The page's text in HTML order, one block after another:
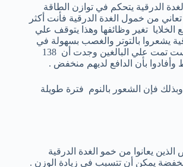
الدرقية يتحكم في توازن الطاقة
من خمول الغدة الدرقية فأنت أكثر
تغير وظائفها وهذا يتوقف علي
يشعروا بالتوتر والغصب بسهولة في
حين أن الأشخاص الذين يعانوا من خمول الغدة الدرقية يشعروا بالتعب والإنهاك . . وفي دراست تمت علي البالغين وجدت أن 138
بأن الدافع لديهم منخفض .
فإن الشعور بالنوم فترة طويلة
يعانوا من خمو الغدة الدرقية
يمكن أن تتسبب في زيادة الوزن .